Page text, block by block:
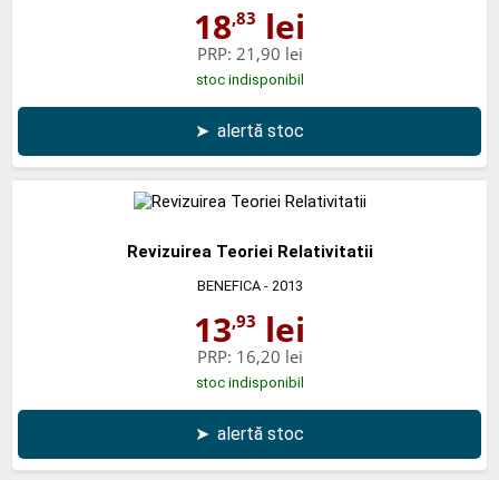
18,83 lei
PRP: 21,90 lei
stoc indisponibil
➤ alertă stoc
Revizuirea Teoriei Relativitatii
BENEFICA- 2013
13,93 lei
PRP: 16,20 lei
stoc indisponibil
➤ alertă stoc